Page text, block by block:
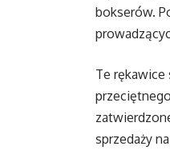
bokserów.
Te
sprzedaży